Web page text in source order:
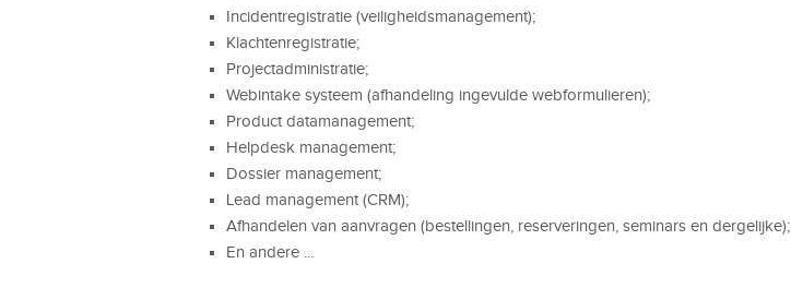
Incidentregistratie (veiligheidsmanagement);
Klachtenregistratie;
Projectadministratie;
Webintake systeem (afhandeling ingevulde webformulieren);
Product datamanagement;
Helpdesk management;
Dossier management;
Lead management (CRM);
Afhandelen van aanvragen (bestellingen, reserveringen, seminars en dergelijke);
En andere ...